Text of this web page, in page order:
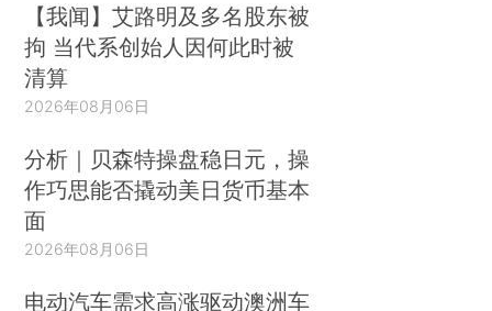
【我闻】艾路明及多名股东被
拘 当代系创始人因何此时被
清算
2026年08月06日
分析｜贝森特操盘稳日元，操
作巧思能否撬动美日货币基本
面
2026年08月06日
电动汽车需求高涨驱动澳洲车